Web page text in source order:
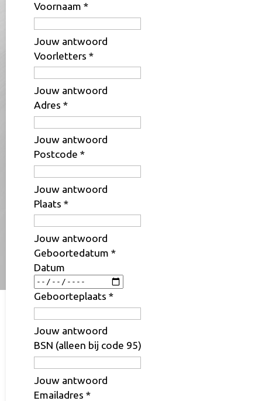
Voornaam *
Jouw antwoord
Voorletters *
Jouw antwoord
Adres *
Jouw antwoord
Postcode *
Jouw antwoord
Plaats *
Jouw antwoord
Geboortedatum *
Datum
Geboorteplaats *
Jouw antwoord
BSN (alleen bij code 95)
Jouw antwoord
Emailadres *